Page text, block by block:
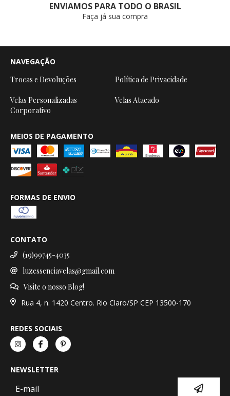
ENVIAMOS PARA TODO O BRASIL
Faça já sua compra
NAVEGAÇÃO
Trocas e Devoluções
Política de Privacidade
Velas Personalizadas
Corporativo
Velas Atacado
MEIOS DE PAGAMENTO
FORMAS DE ENVIO
CONTATO
(19)99745-4035
luzessenciavelas@gmail.com
Visite o nosso Blog!
Rua 4, n. 1420 Centro. Rio Claro/SP CEP 13500-170
REDES SOCIAIS
NEWSLETTER